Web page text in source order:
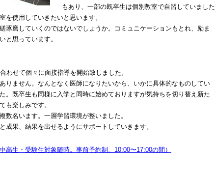
もあり、一部の既卒生は個別教室で自習していました
を使用していきたいと思います。
琢磨していくのではないでしょうか。コミュニケーションもとれ、励ま
と思っています。
わせて個々に面接指導を開始致しました。
りません。なんとなく医師になりたいから、いかに具体的なものしてい
。既卒生も同様に入学と同時に始めておりますが気持ちを切り替え新た
も楽しみです。
数名います。一層学習環境が整いました。
成果、結果を出せるようにサポートしていきます。
高生・受験生対象随時。事前予約制、10:00〜17:00の間）